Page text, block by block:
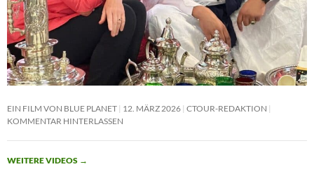
EIN FILM VON BLUE PLANET 12. MÄRZ 2026 CTOUR-REDAKTION
KOMMENTAR HINTERLASSEN
WEITERE VIDEOS →